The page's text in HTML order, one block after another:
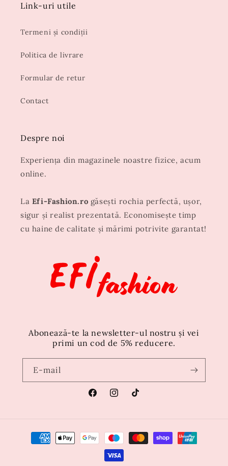
Link-uri utile
Termeni și condiții
Politica de livrare
Formular de retur
Contact
Despre noi
Experiența din magazinele noastre fizice, acum
online.
La Efi-Fashion.ro găsești rochia perfectă, ușor,
sigur și realist prezentată. Economisește timp
cu haine de calitate și mărimi potrivite garantat!
Abonează-te la newsletter-ul nostru și vei
primi un cod de 5% reducere.
E-mail
FacebookInstagramTikTok
Metode